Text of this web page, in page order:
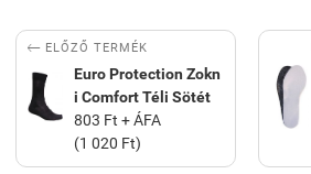
 ELŐZŐ TERMÉK
Euro Protection Zokn
i Comfort Téli Sötét
803 Ft + ÁFA
(1 020 Ft)